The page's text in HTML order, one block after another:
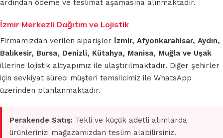
ardından ödeme ve teslimat aşamasına alınmaktadır.
İzmir Merkezli Dağıtım ve Lojistik
Firmamızdan verilen siparişler İzmir, Afyonkarahisar, Aydın,
Balıkesir, Bursa, Denizli, Kütahya, Manisa, Muğla ve Uşak
illerine lojistik altyapımız ile ulaştırılmaktadır. Diğer şehirler
için sevkiyat süreci müşteri temsilcimiz ile WhatsApp
üzerinden planlanmaktadır.
Perakende Satış: Tekli ve küçük adetli alımlarda
ürünlerinizi mağazamızdan teslim alabilirsiniz.